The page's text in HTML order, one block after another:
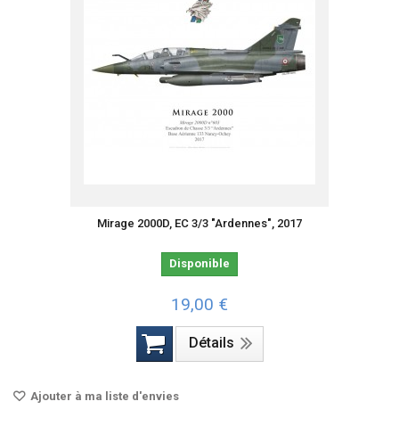
Mirage 2000D, EC 3/3 "Ardennes", 2017
Disponible
19,00 €
Détails
Ajouter à ma liste d'envies